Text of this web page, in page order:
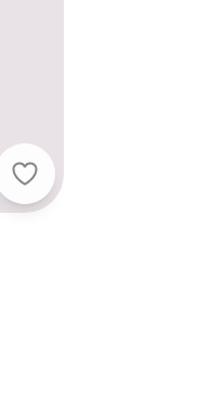
Lunender - Camisa